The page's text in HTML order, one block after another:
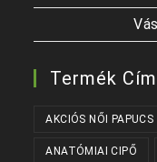
Termék
AKCIÓS NŐI PAPUCS
ANATÓMIAI CIPŐ